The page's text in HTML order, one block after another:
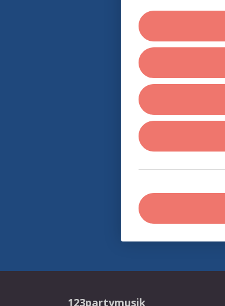
123partymusik